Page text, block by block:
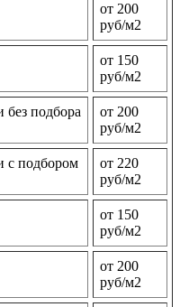
от 200
руб/м2
от 150
руб/м2
подбора
от 200
руб/м2
с подбором
от 220
руб/м2
от 150
руб/м2
от 200
руб/м2